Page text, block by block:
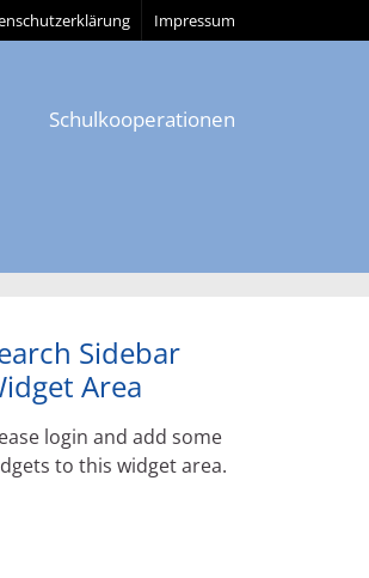
Impressum
Schulkooperationen
Sidebar
Area
login and add some
to this widget area.